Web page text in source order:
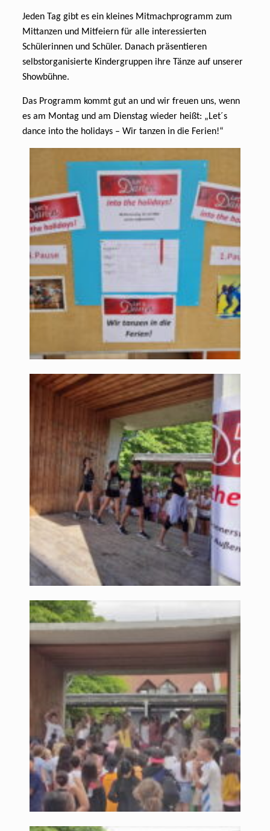
Jeden Tag gibt es ein kleines Mitmachprogramm zum
Mittanzen und Mitfeiern für alle interessierten
Schülerinnen und Schüler. Danach präsentieren
selbstorganisierte Kindergruppen ihre Tänze auf unserer
Showbühne.
Das Programm kommt gut an und wir freuen uns, wenn
es am Montag und am Dienstag wieder heißt: „Let´s
dance into the holidays – Wir tanzen in die Ferien!“